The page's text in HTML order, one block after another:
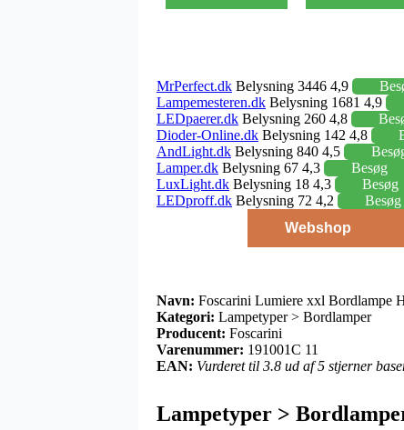
MrPerfect.dk Belysning 3446 4,9
Lampemesteren.dk Belysning 1681 4,9
LEDpaerer.dk Belysning 260 4,8
Dioder-Online.dk Belysning 142 4,8
AndLight.dk Belysning 840 4,5
Lamper.dk Belysning 67 4,3
Besøg
LuxLight.dk Belysning 18 4,3
Besøg
LEDproff.dk Belysning 72 4,2
Besøg
Webshop
Navn: Foscarini Lumiere xxl Bordlampe
Kategori: Lampetyper > Bordlamper
Producent: Foscarini
Varenummer: 191001C 11
EAN: Vurderet til 3.8 ud af 5 stjerner
Lampetyper >